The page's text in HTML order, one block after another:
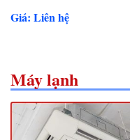
Giá: Liên hệ
Máy lạnh